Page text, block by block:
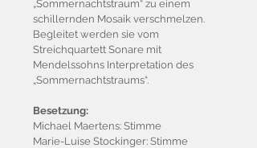
„Sommernachtstraum“ zu einem
schillernden Mosaik verschmelzen.
Begleitet werden sie vom
Streichquartett Sonare mit
Mendelssohns Interpretation des
„Sommernachtstraums“.
Besetzung:
Michael Maertens: Stimme
Marie-Luise Stockinger: Stimme